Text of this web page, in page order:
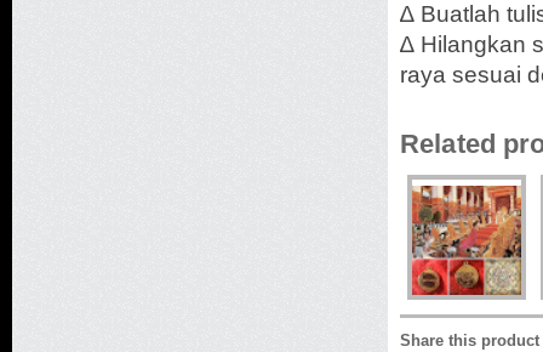
∆ Buatlah
∆ Hilangkan
raya sesuai
Related
Share this product